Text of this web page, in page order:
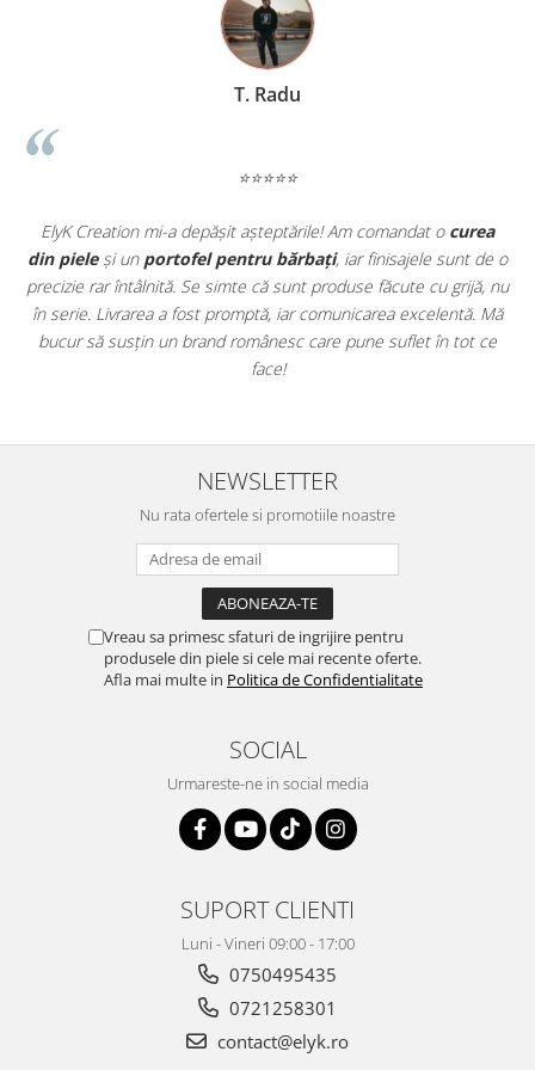
utilizare zilnică intensă ani de zile.
ASPECT UNIC VINTAGE:Nuanța maro închis și textura
specifică Crazy Horse oferă fiecărei piese un caracter
individual și o eleganță masculină clasică.
Ambalajul și calitatea execuției fac din
PRODUS ELYK CREATION:Beneficiezi de experiența unui
brand românesc dedicat exclusiv produselor din piele
naturală veritabilă.
T. Radu
⭐⭐⭐⭐⭐
ElyK Creation mi-a depășit așteptările! Am comandat o curea
din pieleși un portofel pentru bărbați, iar finisajele sunt de o
precizie rar întâlnită. Se simte că sunt produse făcute cu grijă, nu
în serie. Livrarea a fost promptă, iar comunicarea excelentă. Mă
bucur să susțin un brand românesc care pune suflet în tot ce
face!
NEWSLETTER
Nu rata ofertele si promotiile noastre
Vreau sa primesc sfaturi de ingrijire pentru
produsele din piele si cele mai recente oferte.
Afla mai multe in Politica de Confidentialitate
SOCIAL
Urmareste-ne in social media
SUPORT CLIENTI
Luni - Vineri 09:00 - 17:00
0750495435
0721258301
contact@elyk.ro